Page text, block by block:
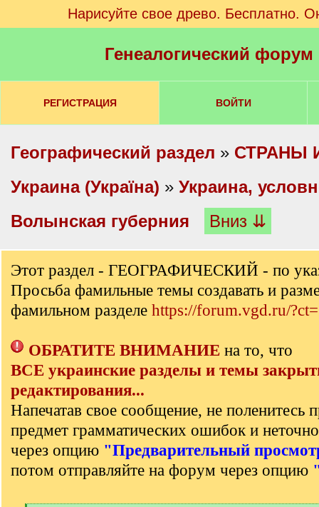
Нарисуйте свое древо. Бесплатно.
Генеалогический
РЕГИСТРАЦИЯ ВОЙТИ
Географический раздел » СТРАНЫ
Украина (Україна) » Украина,
Волынская губерния
Вниз ⇊
Этот раздел - ГЕОГРАФИЧЕСКИЙ - по
Просьба фамильные темы создавать и
фамильном разделе https://forum.vgd.ru/
ОБРАТИТЕ ВНИМАНИЕ на то, что
ВСЕ украинские разделы и темы
редактирования...
Напечатав свое сообщение, не поленитесь
предмет грамматических ошибок и
через опцию "Предварительный
потом отправляйте на форум через опцию